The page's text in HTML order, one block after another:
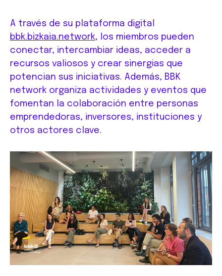
A través de su plataforma digital
bbk.bizkaia.network, los miembros pueden
conectar, intercambiar ideas, acceder a
recursos valiosos y crear sinergias que
potencian sus iniciativas. Además, BBK
network organiza actividades y eventos que
fomentan la colaboración entre personas
emprendedoras, inversores, instituciones y
otros actores clave.